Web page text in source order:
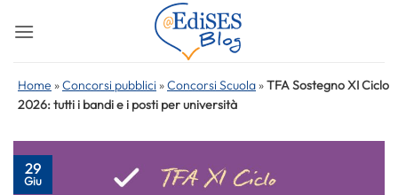
Home »Concorsi pubblici »Concorsi Scuola »TFA Sostegno XI Ciclo
2026: tutti i bandi e i posti per università
29
Giu